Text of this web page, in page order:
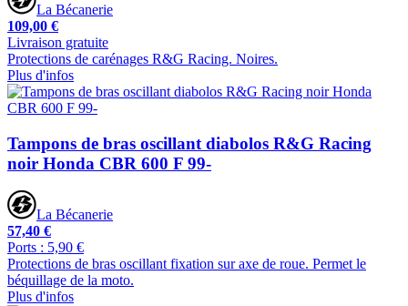
La Bécanerie
109,00 €
Livraison gratuite
Protections de carénages R&G Racing. Noires.
Plus d'infos
Tampons de bras oscillant diabolos R&G Racing
noir Honda CBR 600 F 99-
La Bécanerie
57,40 €
Ports : 5,90 €
Protections de bras oscillant fixation sur axe de roue. Permet le
béquillage de la moto.
Plus d'infos